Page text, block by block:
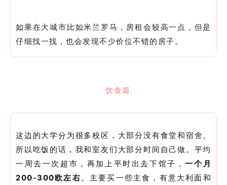
如果在大城市比如米兰罗马，房租会较高一点，但是
仔细找一找，也会发现不少价位不错的房子。
饮食篇
这边的大学分为很多校区，大部分没有食堂和宿舍。
所以吃饭的话，我和室友们大部分时间自己做。平均
一周去一次超市，再加上平时出去下馆子，一个月
200-300欧左右。主要买一些主食，有意大利面和